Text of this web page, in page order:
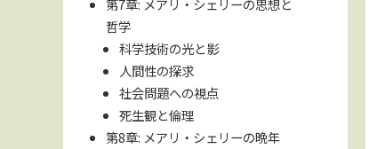
第7章: メアリ・シェリーの思想と
哲学
科学技術の光と影
人間性の探求
社会問題への視点
死生観と倫理
第8章: メアリ・シェリーの晩年